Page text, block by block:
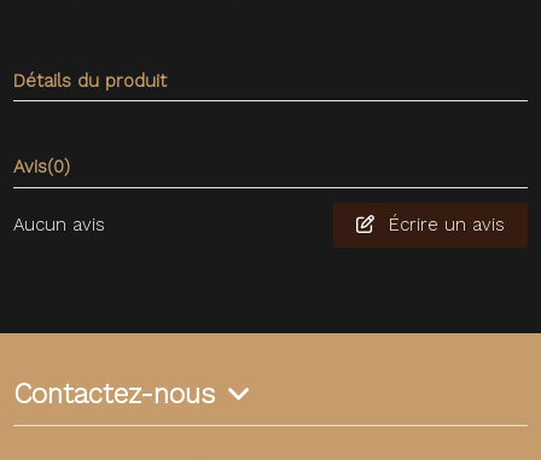
Détails du produit
Avis(0)
Aucun avis Écrire un avis
Contactez-nous